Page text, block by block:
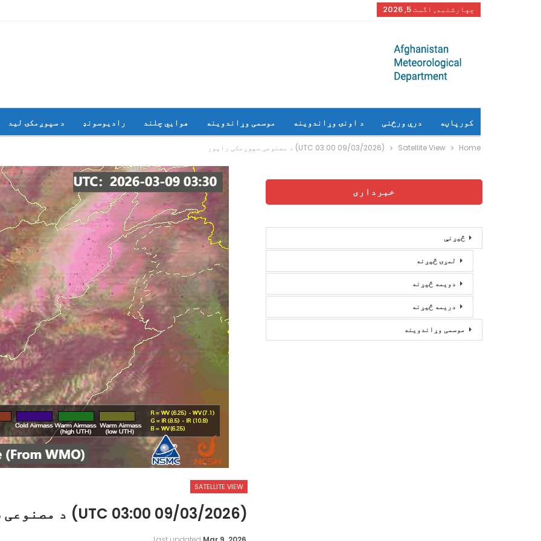
چهارشنبه, اگست 5, 2026
کورپاڼه درې ورځنی د اونۍ وړاندوینه موسمی وړاندوینه هوايي چلند رادیوسونډ د سپوږمکۍ لید
Home
Satellite View (09/03/2026 03:00 UTC) د مصنوعی سپوږمکی راپور
SATELLITE VIEW
(09/03/2026 03:00 UTC) د مصنوعی سپوږمکی راپور
خبرداری
څیړنې
لمړۍ څیړنه
دویمه څیړنه
دریمه څیړنه
موسمی وړاندوینه